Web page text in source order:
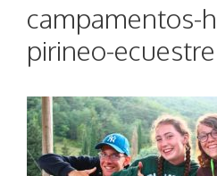
campamentos-
pirineo-ecuestre